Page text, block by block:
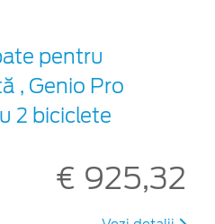
pentru
, Genio Pro
2 biciclete
€ 925,32